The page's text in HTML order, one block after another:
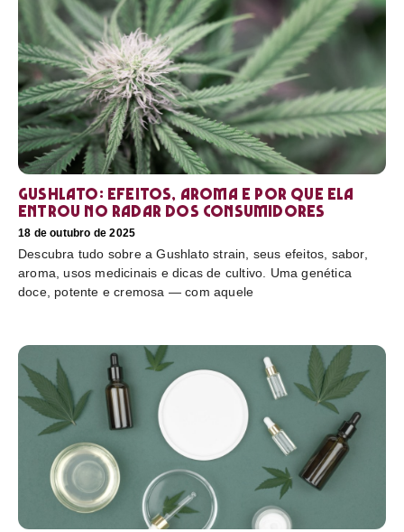
Gushlato: efeitos, aroma e por que ela
entrou no radar dos consumidores
18 de outubro de 2025
Descubra tudo sobre a Gushlato strain, seus efeitos, sabor,
aroma, usos medicinais e dicas de cultivo. Uma genética
doce, potente e cremosa — com aquele